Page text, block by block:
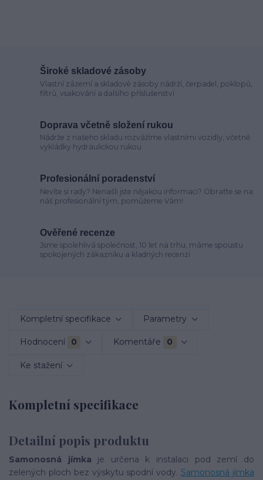
Široké skladové zásoby
Vlastní zázemí a skladové zásoby nádrží, čerpadel, poklopů,
filtrů, vsakování a dalšího příslušenství
Doprava včetně složení rukou
Nádrže z našeho skladu rozvážíme vlastními vozidly, včetně
vykládky hydraulickou rukou
Profesionální poradenství
Nevíte si rady? Nenašli jste nějakou informaci? Obraťte se na
náš profesionální tým, pomůžeme Vám!
Ověřené recenze
Jsme spolehlivá společnost, 10 let na trhu, máme spoustu
spokojených zákazníku a kladných recenzí
Kompletní specifikace Parametry
Hodnocení 0 Komentáře 0
Ke stažení
Kompletní specifikace
Detailní popis produktu
Samonosná jímka je určena k instalaci pod zemí do
zelených ploch bez výskytu spodní vody. Samonosná jímka